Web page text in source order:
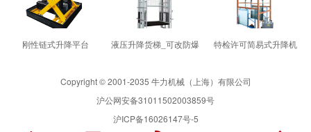
刚性链式升降平台 液压升降货梯_可改防爆 特检许可简易式升降机
Copyright © 2001-2035 牛力机械（上海）有限公司
沪公网安备31011502003859号
沪ICP备16026147号-5